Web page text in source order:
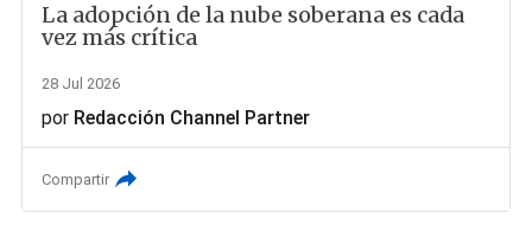
La adopción de la nube soberana es cada
vez más crítica
28 Jul 2026
por Redacción Channel Partner
Compartir